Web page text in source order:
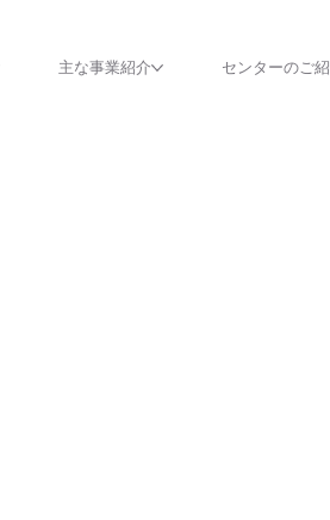
主な事業紹介 センターのご